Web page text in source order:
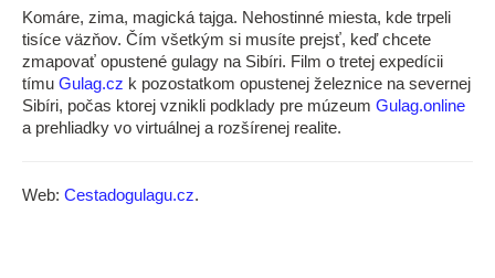
Komáre, zima, magická tajga. Nehostinné miesta, kde trpeli
tisíce väzňov. Čím všetkým si musíte prejsť, keď chcete
zmapovať opustené gulagy na Sibíri. Film o tretej expedícii
tímu Gulag.cz k pozostatkom opustenej železnice na severnej
Sibíri, počas ktorej vznikli podklady pre múzeum Gulag.online
a prehliadky vo virtuálnej a rozšírenej realite.
Web: Cestadogulagu.cz.